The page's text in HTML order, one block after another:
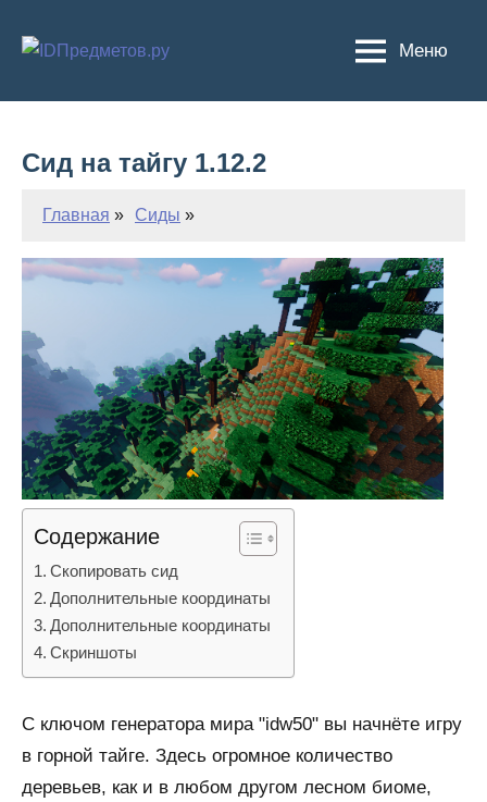
Меню
Сид на тайгу 1.12.2
Главная Сиды
Содержание
Скопировать сид
Дополнительные координаты
Дополнительные координаты
Скриншоты
С ключом генератора мира "idw50" вы начнёте игру
в горной тайге. Здесь огромное количество
деревьев, как и в любом другом лесном биоме,